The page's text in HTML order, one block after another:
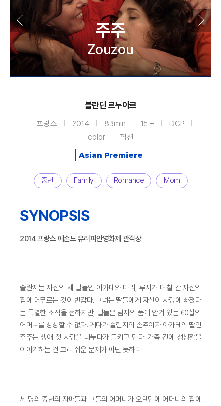
주주
Zouzou
블란딘 르누아르
프랑스 2014 83min 15 +
DCP
color
픽션
Asian Premiere
중년 Family Romance Mom
SYNOPSIS
2014 프랑스 에손느 유러피안영화제 관객상
솔란지는 자신의 세 딸들인 아가테와 마리, 루시가 며칠 간 자신의
집에 머무르는 것이 반갑다. 그녀는 딸들에게 자신이 사랑에 빠졌다
는 특별한 소식을 전하지만, 딸들은 남자의 품에 안겨 있는 60살의
어머니를 상상할 수 없다. 게다가 솔란지의 손주이자 아가테의 딸인
주주는 생애 첫 사랑을 나누다가 들키고 만다. 가족 간에 성생활을
이야기하는 건 그리 쉬운 문제가 아닌 듯하다.
세 명의 중년의 자매들과 그들의 어머니가 오랜만에 어머니의 집에